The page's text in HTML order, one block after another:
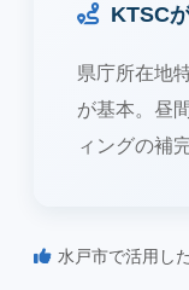
KTSC
県庁所在地
が基本。昼
ィングの補
水戸市で活用し